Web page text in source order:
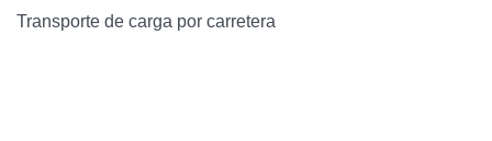
Transporte de carga por carretera